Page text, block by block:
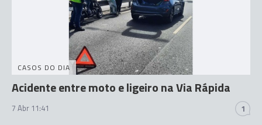
CASOS DO DIA
Acidente entre moto e ligeiro na Via Rápida
7 Abr 11:41 1